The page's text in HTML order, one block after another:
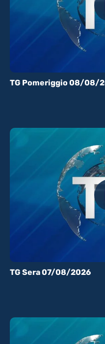
TG Pomeriggio 08/08/
TG Sera 07/08/2026